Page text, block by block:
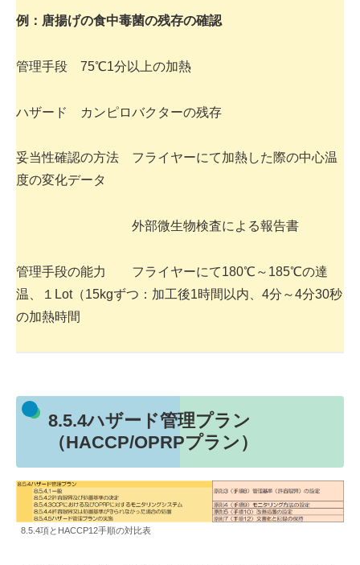
例：唐揚げの食中毒菌の残存の確認
管理手段 75℃1分以上の加熱
ハザード カンピロバクターの残存
妥当性確認の方法 フライヤーにて加熱した際の中心温
度の変化データ
外部微生物検査による報告書
管理手段の能力 フライヤーにて180℃～185℃の達
温、１Lot（15kgずつ：加工後1時間以内、4分～4分30秒
の加熱時間
8.5.4ハザード管理プラン
（HACCP/OPRPプラン）
8.5.4項とHACCP12手順の対比表